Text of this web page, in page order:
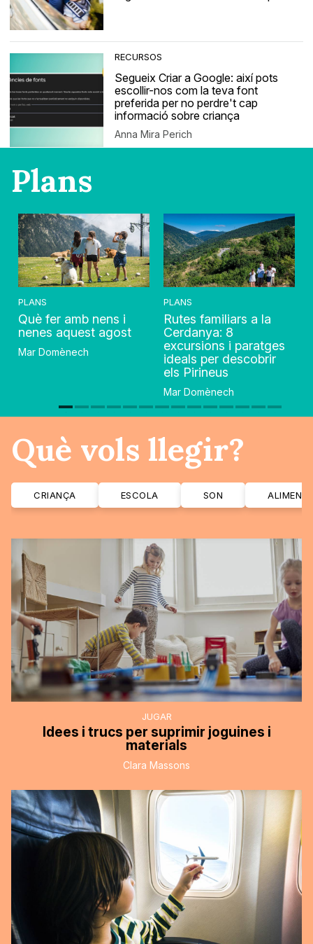
RECURSOS
Segueix Criar a Google: així pots
escollir-nos com la teva font
preferida per no perdre't cap
informació sobre criança
Anna Mira Perich
Plans
PLANS
Què fer amb nens i
nenes aquest agost
Mar Domènech
PLANS
Rutes familiars a la
Cerdanya: 8
excursions i paratges
ideals per descobrir
els Pirineus
Mar Domènech
Què vols llegir?
CRIANÇA ESCOLA SON
JUGAR
Idees i trucs per suprimir joguines i
materials
Clara Massons